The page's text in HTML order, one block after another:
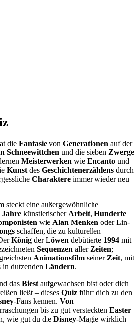
die Fantasie von Generationen auf der
Schneewittchen und die sieben Zwerge
Meisterwerken wie Encanto und
Kunst des Geschichtenerzählens durch
Charaktere immer wieder neu
steckt eine außergewöhnliche
Jahre künstlerischer Arbeit, Hunderte
wie Alan Menken oder Lin-
schaffen, die zu kulturellen
König derLöwen debütierte 1994 mit
Sequenzen aller Zeiten;
Animationsfilm seiner Zeit, mit
in dutzenden Ländern.
das Biest aufgewachsen bist oder dich
ließt – dieses Quiz führt dich zu den
-Fans kennen. Von
bis zu gut versteckten Easter
wie gut du die Disney-Magie wirklich